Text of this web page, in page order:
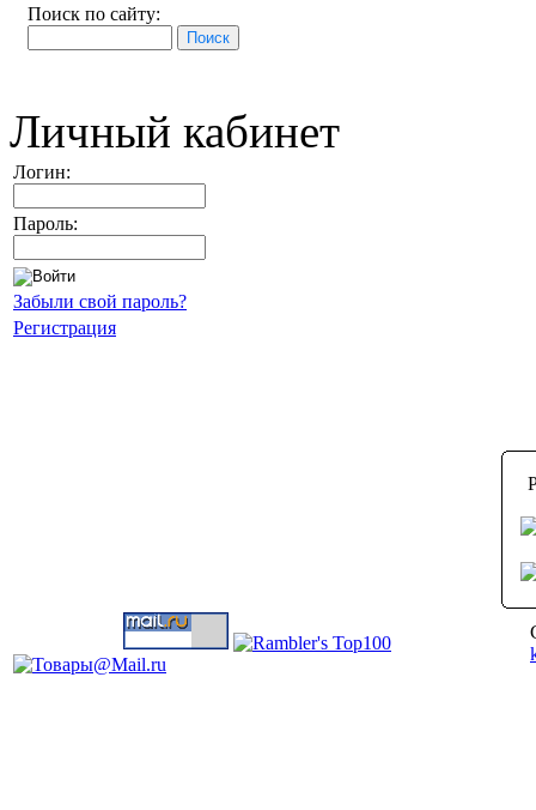
Поиск по сайту:
Личный кабинет
Логин:
Пароль:
Забыли свой пароль?
Регистрация